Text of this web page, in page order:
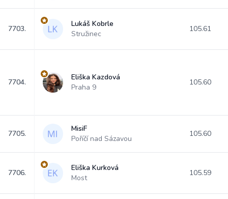
7703.
Lukáš Kobrle
Stružinec
105.61
7704.
Eliška Kazdová
Praha 9
105.60
7705.
MisiF
Poříčí nad Sázavou
105.60
7706.
Eliška Kurková
Most
105.59